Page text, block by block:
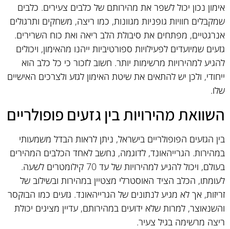
אימון נכון יכול לשפר את מהירותם של כלבים צעירים. כלבים
שמקבלים חוויות גופניות מגוונות, כמו ריצה, משחקים ותרגולים
אנרגטיים, מפתחים את סיבולת הלב ריאה ואת כוח השרירים.
גזעים שמיועדים לפעילויות ספורטיביות ייהנו מהאימון, ויכולים
להגיע למהירויות מרשימות יותר. חשוב לזכור כי כל כלב הוא
ייחודי, ולכן יש להתאים את שיטת האימון לגזע ולצרכים האישיים
שלו.
השוואת מהירויות בין גזעים פופולריים
בין הגזעים הפופולריים בישראל, ניתן לראות הבדל משמעותי
במהירות. הגרייהאונד, לדוגמה, נחשב לאחד הכלבים המהירים
בעולם, ויכול להגיע למהירויות של עד 70 קילומטרים לשעה.
לעומתו, הכלב הציד האוסטרלי מצטיין במהירות ובשילוב של
זריזות, אך לא מגיע לנתונים של הגרייהאונד. גזעים כמו הבוקסר
והשנאוצר, למרות שלא ידועים במהירותם, עדיין מציגים יכולת
ריצה מרשימה בגיל צעיר.